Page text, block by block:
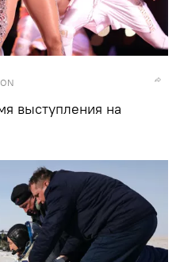
выступления на